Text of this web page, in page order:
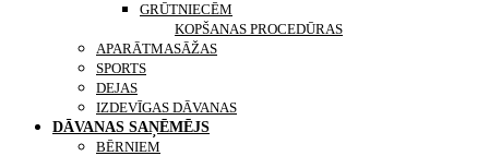
GRŪTNIECĒM
KOPŠANAS PROCEDŪRAS
APARĀTMASĀŽAS
SPORTS
DEJAS
IZDEVĪGAS DĀVANAS
DĀVANAS SAŅĒMĒJS
BĒRNIEM